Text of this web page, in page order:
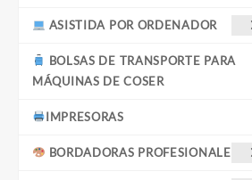
ASISTIDA POR ORDENADOR
BOLSAS DE TRANSPORTE PARA
MÁQUINAS DE COSER
IMPRESORAS
BORDADORAS PROFESIONALES